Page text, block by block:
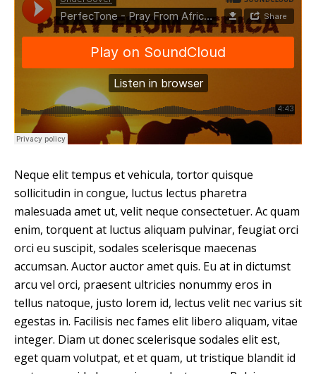
Neque elit tempus et vehicula, tortor quisque
sollicitudin in congue, luctus lectus pharetra
malesuada amet ut, velit neque consectetuer. Ac quam
enim, torquent at luctus aliquam pulvinar, feugiat orci
orci eu suscipit, sodales scelerisque maecenas
accumsan. Auctor auctor amet quis. Eu at in dictumst
arcu vel orci, praesent ultricies nonummy eros in
tellus natoque, justo lorem id, lectus velit nec varius sit
egestas in. Facilisis nec fames elit libero aliquam, vitae
integer. Diam ut donec scelerisque sodales elit est,
eget quam volutpat, et et quam, ut tristique blandit id